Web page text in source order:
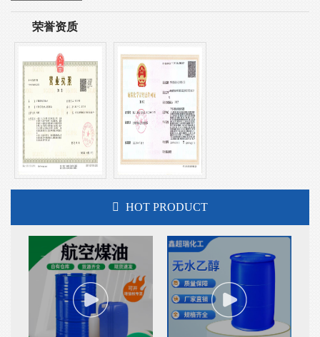
荣誉资质
HOT PRODUCT